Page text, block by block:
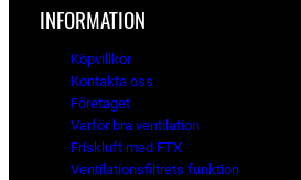
INFORMATION
Köpvillkor
Kontakta oss
Företaget
Varför bra ventilation
Friskluft med FTX
Ventilationsfiltrets funktion